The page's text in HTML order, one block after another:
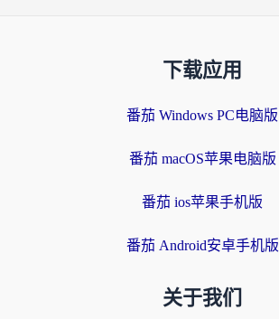
下载应用
番茄 Windows PC电脑版
番茄 macOS苹果电脑版
番茄 ios苹果手机版
番茄 Android安卓手机版
关于我们